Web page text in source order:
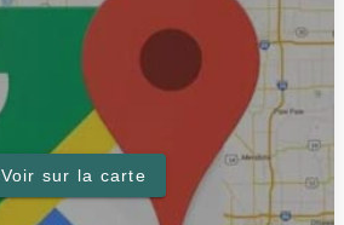
Voir sur la carte